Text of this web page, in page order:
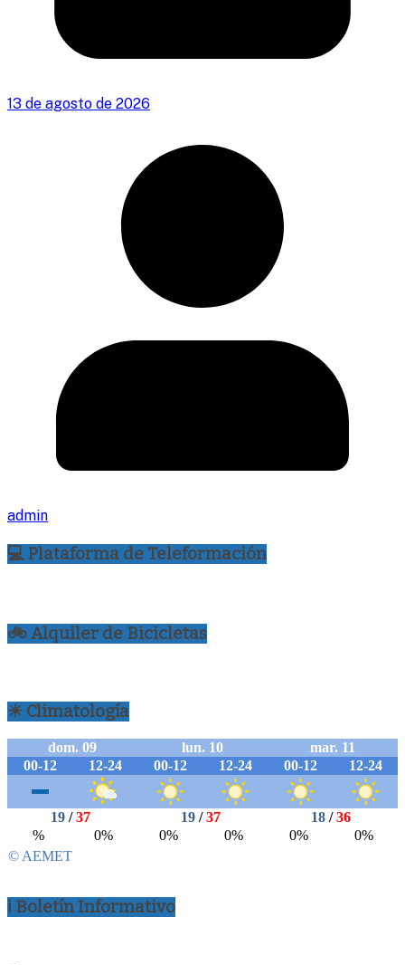
13 de agosto de 2026
admin
💻 Plataforma de Teleformación
🚲 Alquiler de Bicicletas
☀ Climatología
ℹ Boletín Informativo